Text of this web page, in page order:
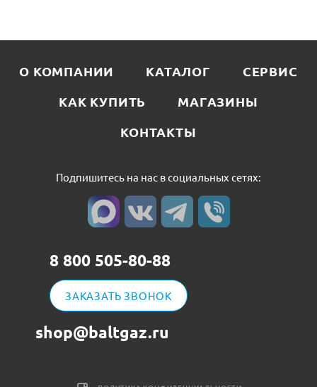
О КОМПАНИИ КАТАЛОГ
СЕРВИС
КАК КУПИТЬ
МАГАЗИНЫ
КОНТАКТЫ
Подпишитесь на нас в социальных сетях:
8 800 505-80-88
ЗАКАЗАТЬ ЗВОНОК
shop@baltgaz.ru